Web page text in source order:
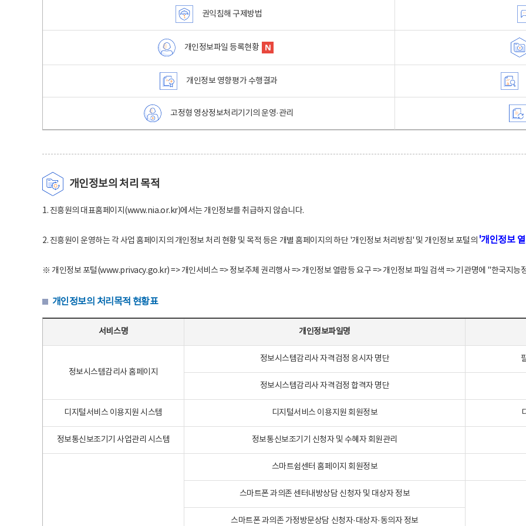
권익침해 구제방법
개인정보파일 등록현황
개인정보 영향평가 수행결과
고정형 영상정보처리기기의 운영·관리
개인정보의 처리 목적
1. 진흥원의 대표홈페이지(www.nia.or.kr)에서는 개인정보를 취급하지 않습니다.
2. 진흥원이 운영하는 각 사업 홈페이지의 개인정보 처리 현황 및 목적 등은 개별 홈페이지의 하단 '개인정보 처리방침' 및 개인정보 포털의 '개인정보
※ 개인정보 포털(www.privacy.go.kr) => 개인서비스 => 정보주체 권리행사 => 개인정보 열람등 요구 => 개인정보 파일 검색 => 기관명에 "한국지능
개인정보의 처리목적 현황표
서비스명 개인정보파일명
정보시스템감리사 홈페이지
정보시스템감리사 자격검정 응시자 명단
정보시스템감리사 자격검정 합격자 명단
디지털서비스 이용지원 시스템 디지털서비스 이용지원 회원정보
정보통신보조기기 사업관리 시스템 정보통신보조기기 신청자 및 수혜자 회원관리
스마트쉼센터 홈페이지 회원정보
스마트폰 과의존 센터내방상담 신청자 및 대상자 정보
스마트폰 과의존 가정방문상담 신청자·대상자·동의자 정보